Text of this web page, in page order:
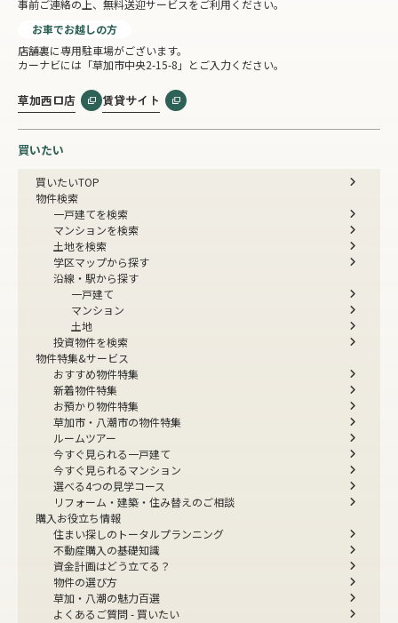
事前ご連絡の上、無料送迎サービスをご利用ください。
お車でお越しの方
店舗裏に専用駐車場がございます。
カーナビには「草加市中央2-15-8」とご入力ください。
草加西口店 賃貸サイト
買いたい
買いたいTOP
物件検索
一戸建てを検索
マンションを検索
土地を検索
学区マップから探す
沿線・駅から探す
一戸建て
マンション
土地
投資物件を検索
物件特集&サービス
おすすめ物件特集
新着物件特集
お預かり物件特集
草加市・八潮市の物件特集
ルームツアー
今すぐ見られる一戸建て
今すぐ見られるマンション
選べる4つの見学コース
リフォーム・建築・住み替えのご相談
購入お役立ち情報
住まい探しのトータルプランニング
不動産購入の基礎知識
資金計画はどう立てる？
物件の選び方
草加・八潮の魅力百選
よくあるご質問 - 買いたい